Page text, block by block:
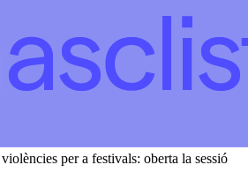
per a festivals: oberta la sessió